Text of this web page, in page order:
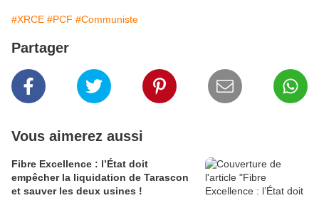
#XRCE #PCF #Communiste
Partager
Vous aimerez aussi
Fibre Excellence : l’État doit
empêcher la liquidation de Tarascon
et sauver les deux usines !